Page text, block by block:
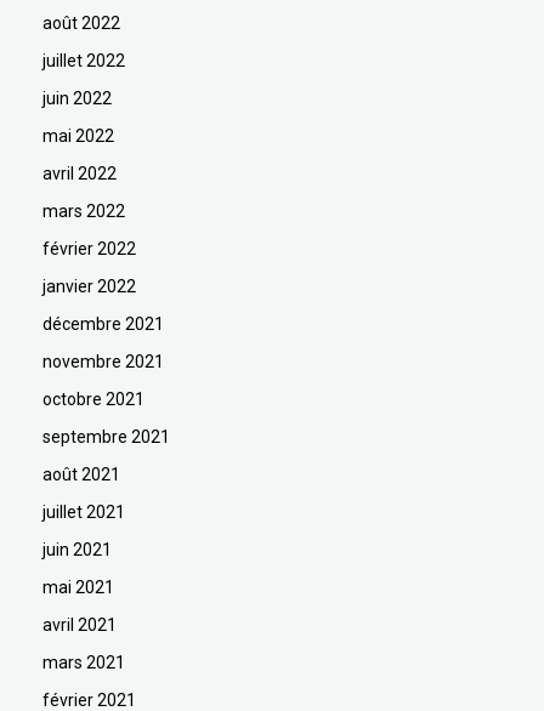
août 2022
juillet 2022
juin 2022
mai 2022
avril 2022
mars 2022
février 2022
janvier 2022
décembre 2021
novembre 2021
octobre 2021
septembre 2021
août 2021
juillet 2021
juin 2021
mai 2021
avril 2021
mars 2021
février 2021